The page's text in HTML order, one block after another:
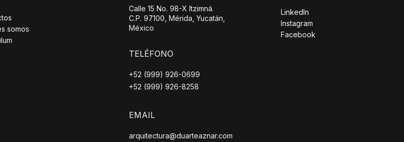
somos
Calle 15 No. 98-X Itzimná.
C.P. 97100, Mérida, Yucatán,
México
TELÉFONO
+52 (999) 926-0699
+52 (999) 926-8258
EMAIL
arquitectura@duarteaznar.com
LinkedIn
Instagram
Facebook